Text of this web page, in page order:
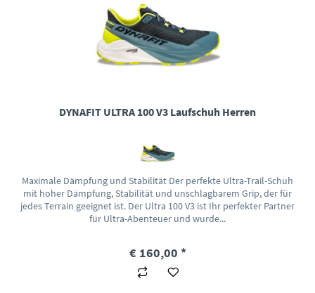
DYNAFIT ULTRA 100 V3 Laufschuh Herren
Maximale Dämpfung und Stabilität Der perfekte Ultra-Trail-Schuh
mit hoher Dämpfung, Stabilität und unschlagbarem Grip, der für
jedes Terrain geeignet ist. Der Ultra 100 V3 ist Ihr perfekter Partner
für Ultra-Abenteuer und wurde...
€ 160,00 *